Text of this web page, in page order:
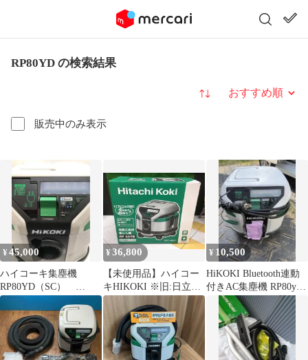
RP80YD の検索結果
販売中のみ表示
並び替え
¥45,000
ハイコーキ集塵機
RP80YD（SC）
Bluetooth
¥36,800
【未使用品】ハイコー
キHIKOKI ※旧:日立工
機 集じん機
RP80YD(L)●アクトツー
ル富山店●P
¥ 10,500
HiKOKI Bluetooth連動
付きAC集塵機 RP80yds
ジャンク